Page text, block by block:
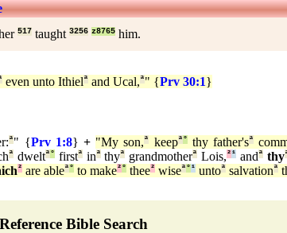
517 taught 3256 z8765 him.
even unto Ithielª and Ucal,ª" {Prv 30:1}
ª" {Prv 1:8} + "My son,ª keepª°thy father'sª
ª dweltª° firstªinªthyª grandmotherª Lois,²¹ andª thy
² are ableª° to make²° thee² wiseª°¹ untoª salvationª
Bible Search